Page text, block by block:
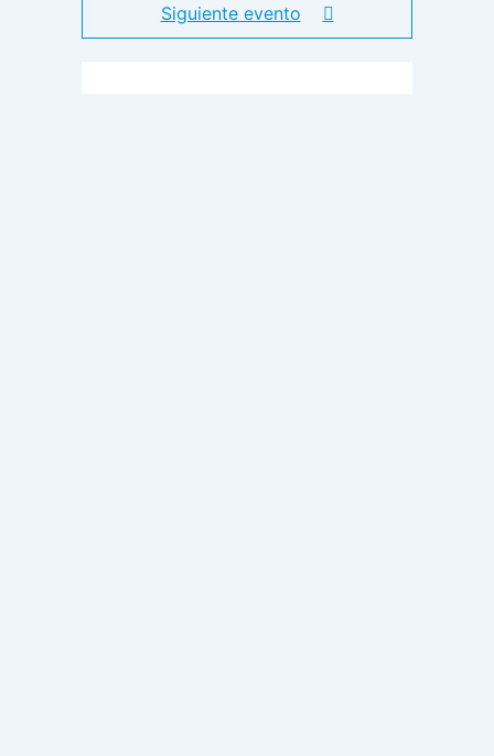
Siguiente evento